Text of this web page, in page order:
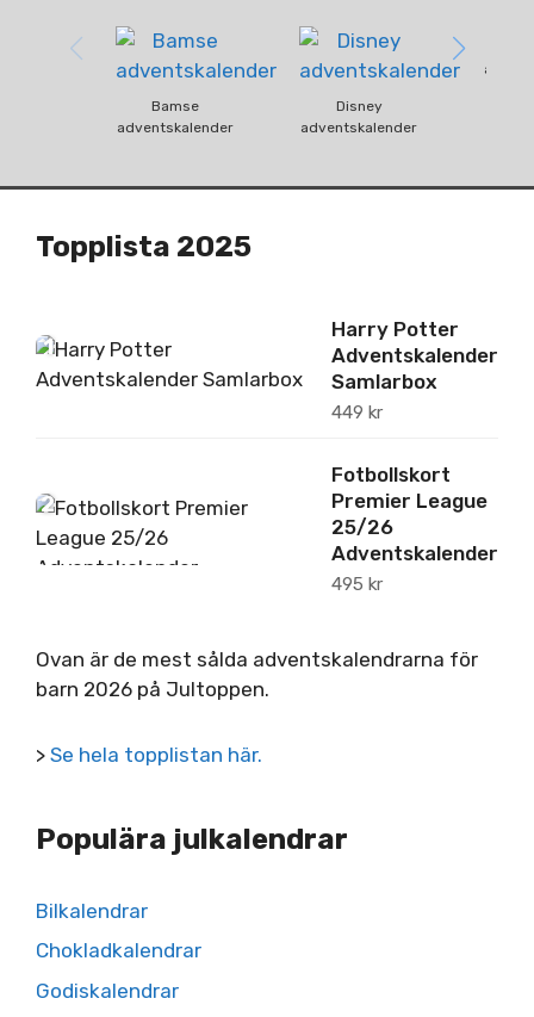
Bamse
adventskalender
Disney
adventskalender
Topplista 2025
1
Harry Potter
Adventskalender
Samlarbox
449 kr
2
Fotbollskort
Premier League
25/26
Adventskalender
495 kr
Ovan är de mest sålda adventskalendrarna för
barn 2026 på Jultoppen.
> Se hela topplistan här.
Populära julkalendrar
Bilkalendrar
Chokladkalendrar
Godiskalendrar